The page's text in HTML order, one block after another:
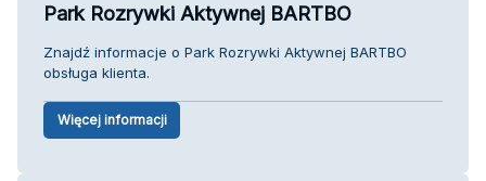
Park Rozrywki Aktywnej BARTBO
Znajdź informacje o Park Rozrywki Aktywnej BARTBO
obsługa klienta.
Więcej informacji